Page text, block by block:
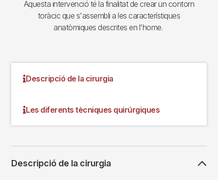
Aquesta intervenció té la finalitat de crear un contorn
toràcic que s'assembli a les característiques
anatòmiques descrites en l'home.
Descripció de la cirurgia
Les diferents tècniques quirúrgiques
Descripció de la cirurgia